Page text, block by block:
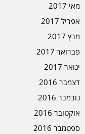
מאי 2017
אפריל 2017
מרץ 2017
פברואר 2017
ינואר 2017
דצמבר 2016
נובמבר 2016
אוקטובר 2016
ספטמבר 2016